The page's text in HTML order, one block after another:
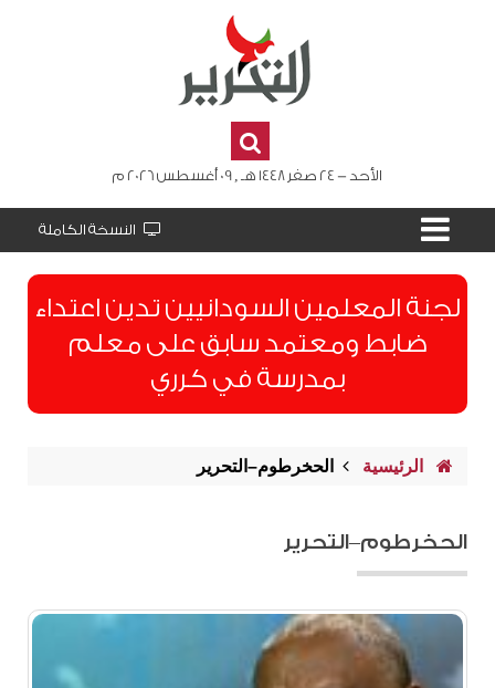
الأحد - 24 صفر 1448 هـ , 09 أغسطس 2026 م
النسخة الكاملة
لجنة المعلمين السودانيين تدين اعتداء
ضابط ومعتمد سابق على معلم
بمدرسة في كرري
الرئيسية الحخرطوم–التحرير
الحخرطوم–التحرير